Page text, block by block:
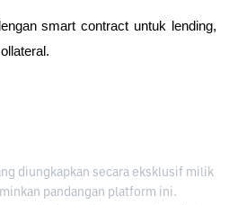
smart contract untuk lending,
diungkapkan secara eksklusif milik
pandangan platform ini.